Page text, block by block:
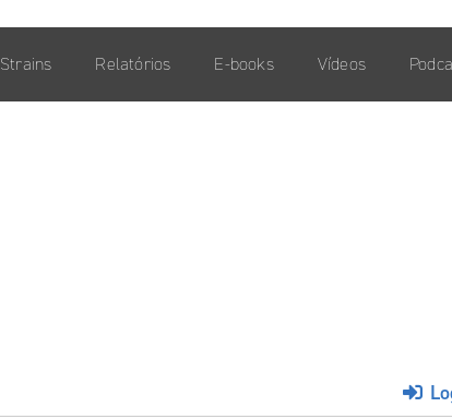
Strains Relatórios E-books Vídeos